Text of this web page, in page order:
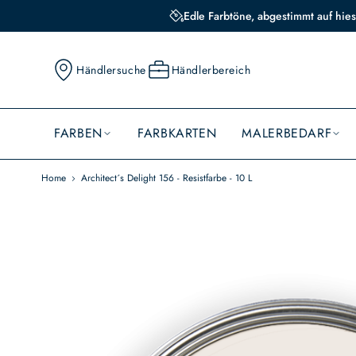
Edle Farbtöne, abgestimmt auf
Händlersuche Händlerbereich
FARBEN FARBKARTEN MALERBEDARF
Home Architect´s Delight 156 - Resistfarbe - 10 L